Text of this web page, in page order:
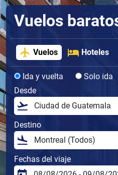
Vuelos
Vuelos Hoteles
Ida y vuelta Solo ida
Desde
Destino
Fechas del viaje